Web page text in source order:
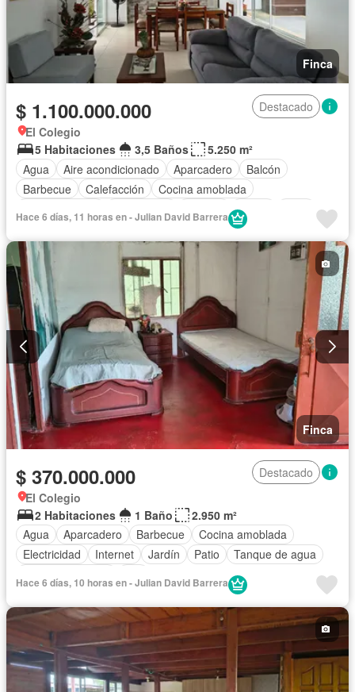
Finca
$ 1.100.000.000
Destacado
El Colegio
5 Habitaciones
3,5 Baños
5.250 m²
Agua
Aire acondicionado Aparcadero
Balcón
Barbecue
Calefacción
Cocina amoblada
Jardín
Vista panorámica
Wifi
Hace 6 días, 11 horas en - Julian David Barrera
Finca
$ 370.000.000
Destacado
El Colegio
2 Habitaciones
1 Baño
2.950 m²
Agua
Aparcadero Barbecue
Cocina amoblada
Electricidad
Internet Jardín Patio
Tanque de agua
Hace 6 días, 10 horas en - Julian David Barrera